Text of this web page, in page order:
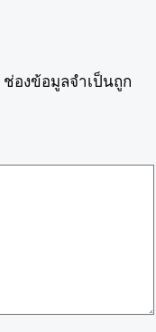
ช่องข้อมูลจำเป็นถูก